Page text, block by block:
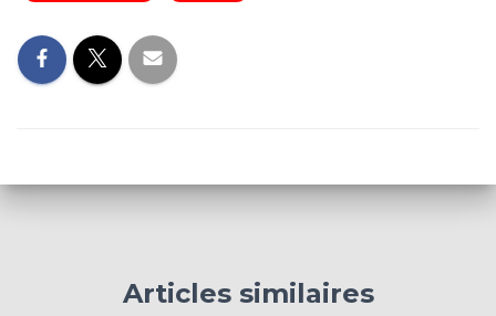
Articles similaires